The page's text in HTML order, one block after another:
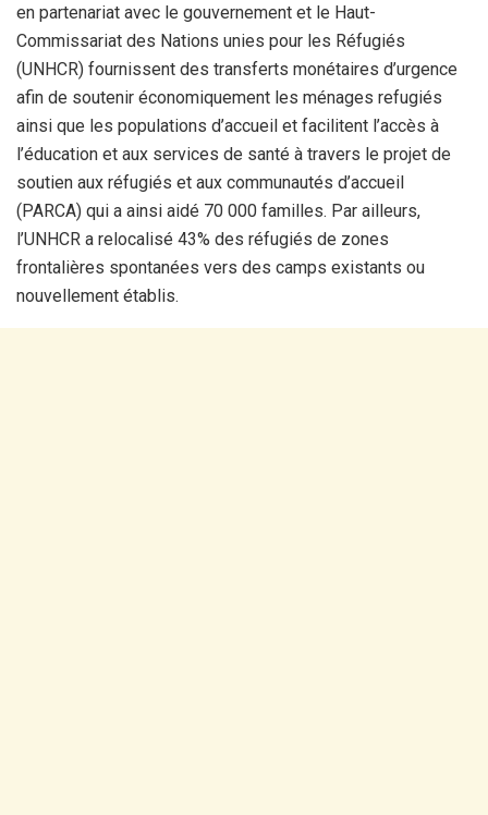
en partenariat avec le gouvernement et le Haut-
Commissariat des Nations unies pour les Réfugiés
(UNHCR) fournissent des transferts monétaires d’urgence
afin de soutenir économiquement les ménages refugiés
ainsi que les populations d’accueil et facilitent l’accès à
l’éducation et aux services de santé à travers le projet de
soutien aux réfugiés et aux communautés d’accueil
(PARCA) qui a ainsi aidé 70 000 familles. Par ailleurs,
l’UNHCR a relocalisé 43% des réfugiés de zones
frontalières spontanées vers des camps existants ou
nouvellement établis.